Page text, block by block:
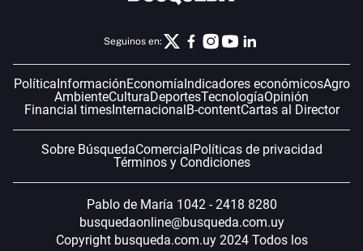
Seguinos en:
Política InformaciónEconomía Indicadores económicosAgro
AmbienteCulturaDeportesTecnologíaOpinión
Financial timesInternacional B-contentCartas al Director
Sobre BúsquedaComercial Políticas de privacidad
Términos y Condiciones
Pablo de María 1042 - 2418 8280
busquedaonline@busqueda.com.uy
Copyright busqueda.com.uy 2024 Todos los